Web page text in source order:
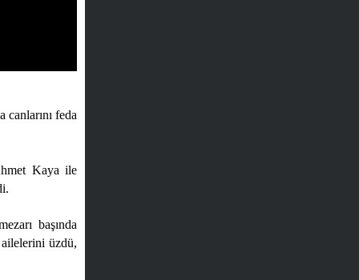
feda
Kaya ile
başında
üzdü,